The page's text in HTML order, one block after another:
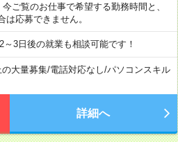
ご覧のお仕事で希望する勤務時間と、
応募できません。
3日後の就業も相談可能です！
大量募集/電話対応なし/パソコンスキル
詳細へ